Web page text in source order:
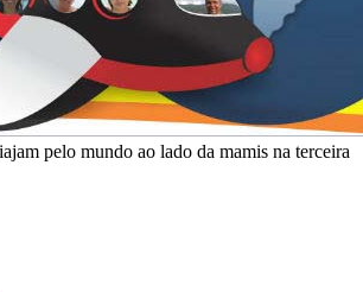
pelo mundo ao lado da mamis na terceira